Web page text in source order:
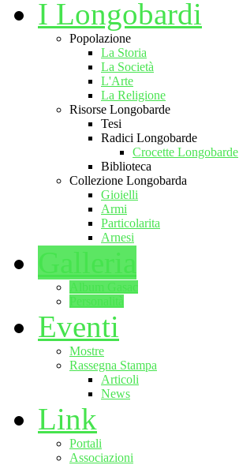
I Longobardi
Popolazione
La Storia
La Società
L'Arte
La Religione
Risorse Longobarde
Tesi
Radici Longobarde
Crocette Longobarde
Biblioteca
Collezione Longobarda
Gioielli
Armi
Particolarita
Arnesi
Eventi
Mostre
Rassegna Stampa
Articoli
News
Link
Portali
Associazioni